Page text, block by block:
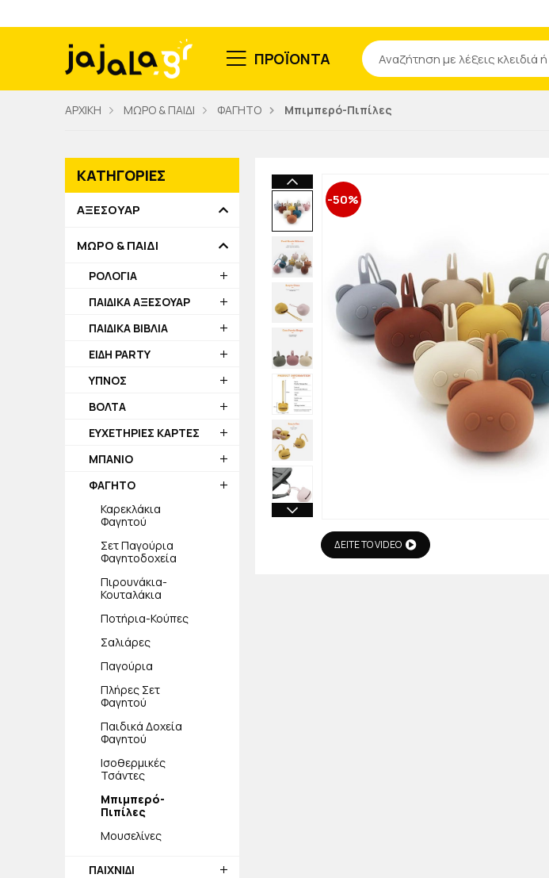
ΠΡΟΪΟΝΤΑ
Αναζήτηση
ΑΡΧΙΚΗ ΜΩΡΟ & ΠΑΙΔΙ ΦΑΓΗΤΟ Μπιμπερό-Πιπίλες
-50%
ΔΕΙΤΕ ΤΟ VIDEO
ΚΑΤΗΓΟΡΙΕΣ
ΑΞΕΣΟΥΑΡ
ΜΩΡΟ & ΠΑΙΔΙ
ΡΟΛΟΓΙΑ
ΠΑΙΔΙΚΑ ΑΞΕΣΟΥΑΡ
ΠΑΙΔΙΚΑ ΒΙΒΛΙΑ
ΕΙΔΗ PARTY
ΥΠΝΟΣ
ΒΟΛΤΑ
ΕΥΧΕΤΗΡΙΕΣ ΚΑΡΤΕΣ
ΜΠΑΝΙΟ
ΦΑΓΗΤΟ
Καρεκλάκια
Φαγητού
Σετ Παγούρια
Φαγητοδοχεία
Πιρουνάκια-
Κουταλάκια
Ποτήρια-Κούπες
Σαλιάρες
Παγούρια
Πλήρες Σετ
Φαγητού
Παιδικά Δοχεία
Φαγητού
Ισοθερμικές
Τσάντες
Μπιμπερό-
Πιπίλες
Μουσελίνες
ΠΑΙΧΝΙΔΙ